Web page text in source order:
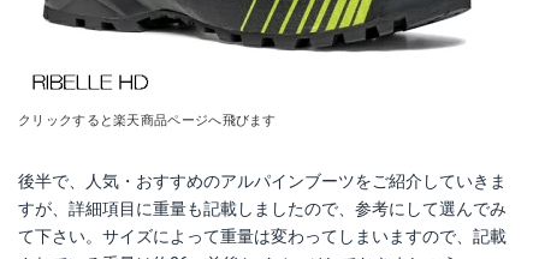
クリックすると楽天商品ページへ飛びます
後半で、人気・おすすめのアルパインブーツをご紹介していきま
すが、詳細項目に重量も記載しましたので、参考にして選んでみ
て下さい。サイズによって重量は変わってしまいますので、記載